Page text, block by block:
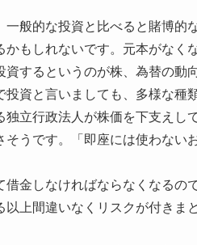
一般的な投資と比べると賭博的
かもしれないです。元本がなく
資するというのが株、為替の
投資と言いましても、多様な種
独立行政法人が株価を下支え
そうです。「即座には使わない
借金しなければならなくなる
以上間違いなくリスクが付きま